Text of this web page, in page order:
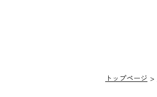
トップページ